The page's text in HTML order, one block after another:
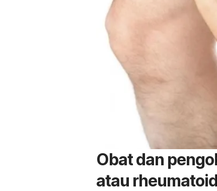
Obat dan
atau